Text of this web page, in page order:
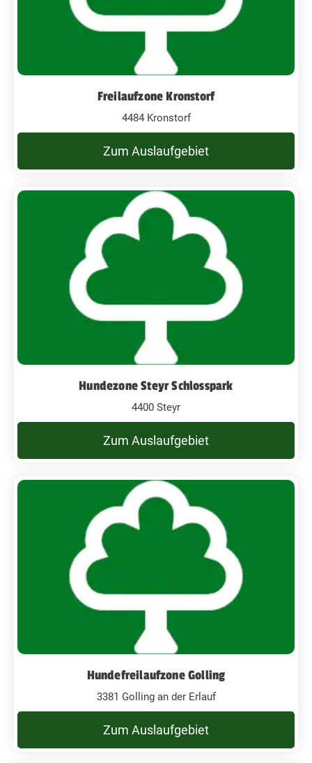
Freilaufzone Kronstorf
4484 Kronstorf
Zum Auslaufgebiet
Hundezone Steyr Schlosspark
4400 Steyr
Zum Auslaufgebiet
Hundefreilaufzone Golling
3381 Golling an der Erlauf
Zum Auslaufgebiet